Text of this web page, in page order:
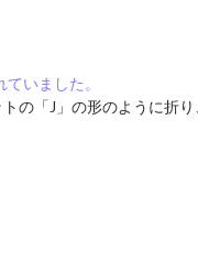
いました。
の「J」の形のように折